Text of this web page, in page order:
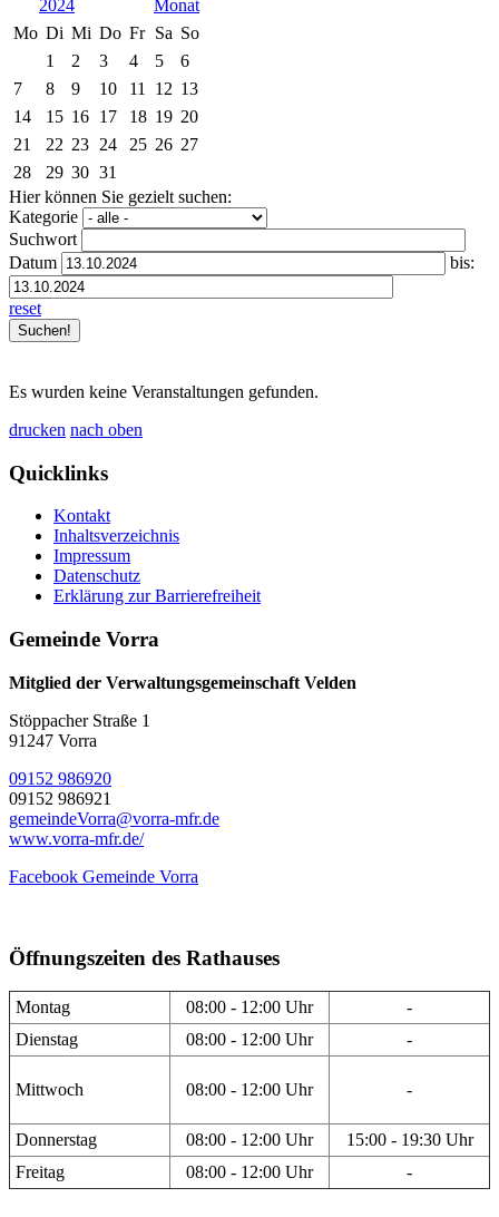
2024
Mo Di Mi Do Fr Sa So
1
2 3 4 5
6
7
8 9 10 11 12 13
14
15 16 17 18 19 20
21
22 23 24 25 26 27
28
29 30 31
Hier können Sie gezielt suchen:
Kategorie
Suchwort
Datum
bis:
reset
Es wurden keine Veranstaltungen gefunden.
drucken nach oben
Quicklinks
Kontakt
Inhaltsverzeichnis
Impressum
Datenschutz
Erklärung zur Barrierefreiheit
Gemeinde Vorra
Mitglied der Verwaltungsgemeinschaft Velden
Stöppacher Straße 1
91247 Vorra
09152 986920
09152 986921
gemeindeVorra@vorra-mfr.de
www.vorra-mfr.de/
Facebook Gemeinde Vorra
Öffnungszeiten des Rathauses
Montag 08:00 - 12:00 Uhr
-
Dienstag
08:00 - 12:00 Uhr -
Mittwoch 08:00 - 12:00 Uhr -
Donnerstag 08:00 - 12:00 Uhr
15:00 - 19:30 Uhr
Freitag
08:00 - 12:00 Uhr -